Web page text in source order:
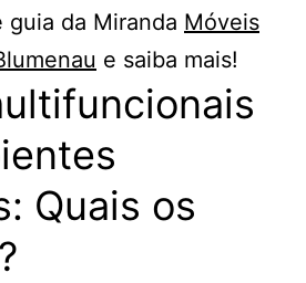
da Miranda Móveis
e saiba mais!
Quais os